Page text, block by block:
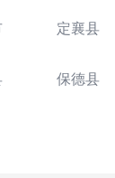
定襄县
保德县